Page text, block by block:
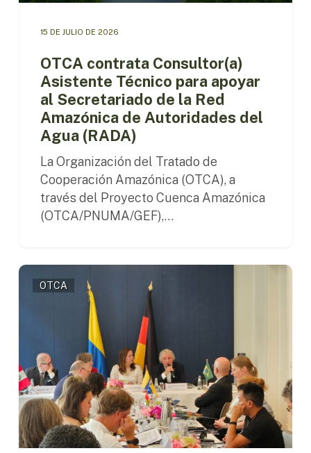
Agua
(RADA)
15 DE JULIO DE 2026
OTCA contrata Consultor(a)
Asistente Técnico para apoyar
al Secretariado de la Red
Amazónica de Autoridades del
Agua (RADA)
La Organización del Tratado de
Cooperación Amazónica (OTCA), a
través del Proyecto Cuenca Amazónica
(OTCA/PNUMA/GEF),…
Embajada
OTCA
impulsan
cooperación
diplomática
y
científica
OTCA